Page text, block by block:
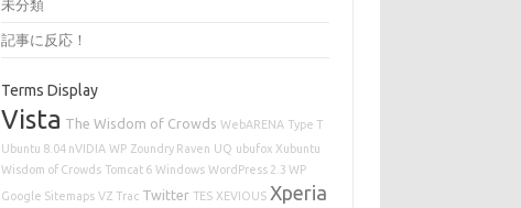
未分類
記事に反応！
Terms Display
Vista The Wisdom of Crowds WebARENA Type T
Ubuntu 8.04 nVIDIA WP Zoundry Raven UQ ubufox Xubuntu
Wisdom of Crowds Tomcat 6 Windows WordPress 2.3 WP
Google Sitemaps VZ Trac Twitter TES XEVIOUS Xperia